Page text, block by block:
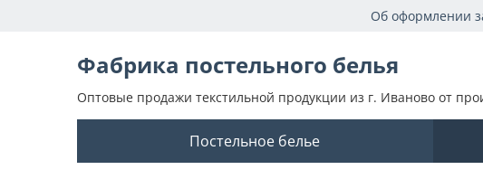
Об оформлении
Фабрика постельного белья
Оптовые продажи текстильной продукции из г. Иваново от
Постельное белье